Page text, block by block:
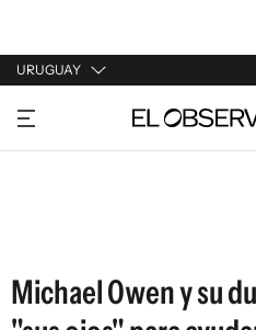
URUGUAY
URUGUAY
ARGENTINA
Michael Owen y su